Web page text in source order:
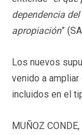
dependencia
apropiación”
Los nuevos
venido a
incluidos en el
MUÑOZ